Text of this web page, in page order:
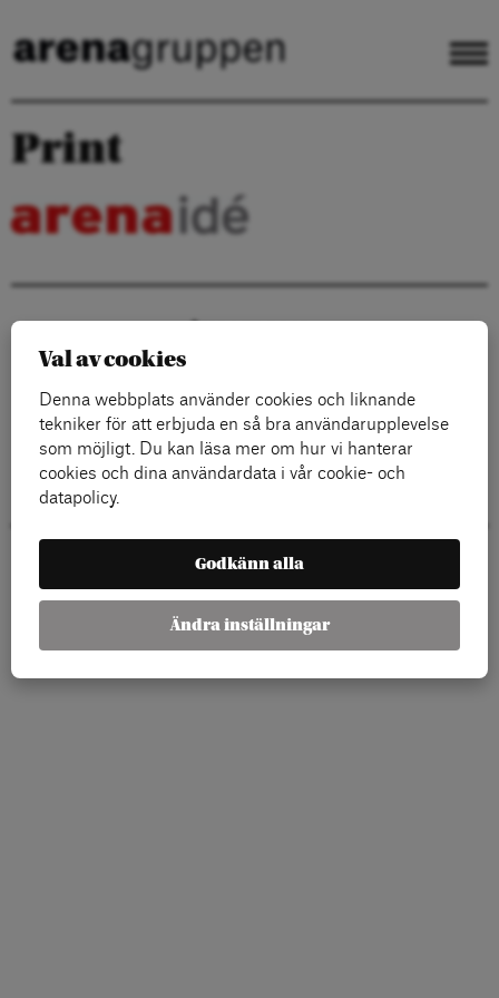
Print
111 23 Stockholm
KONTAKT
info@arenagruppen.se
arenagruppen.se
Val av cookies
Denna webbplats använder cookies och liknande
tekniker för att erbjuda en så bra användarupplevelse
som möjligt. Du kan läsa mer om hur vi hanterar
cookies och dina användardata i vår cookie- och
datapolicy.
Godkänn alla
Ändra inställningar